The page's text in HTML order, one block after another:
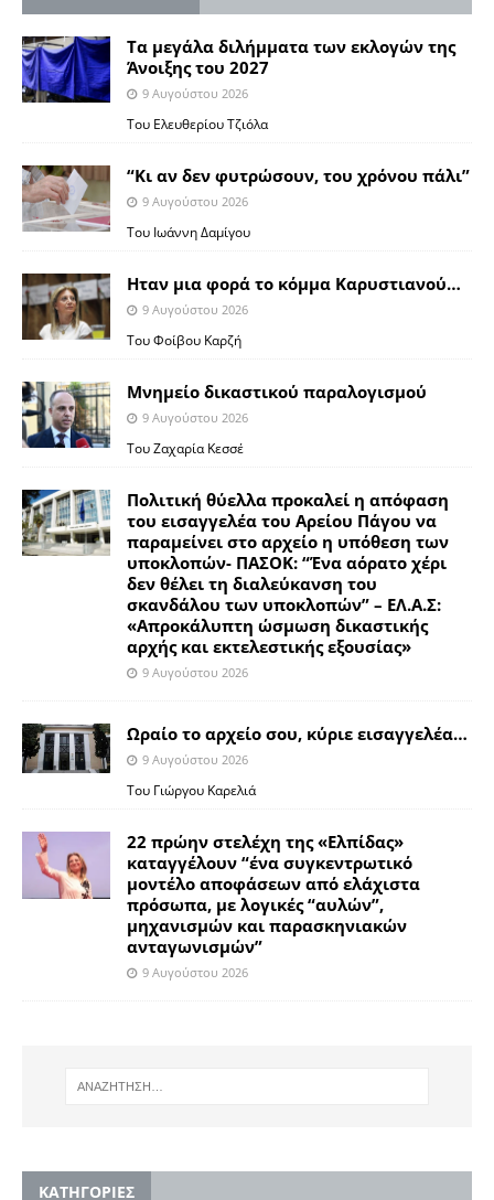
Τα μεγάλα διλήμματα των εκλογών της
Άνοιξης του 2027
9 Αυγούστου 2026
Του Ελευθερίου Τζιόλα
“Κι αν δεν φυτρώσουν, του χρόνου πάλι”
9 Αυγούστου 2026
Toυ Ιωάννη Δαμίγου
Ηταν μια φορά το κόμμα Καρυστιανού…
9 Αυγούστου 2026
Του Φοίβου Καρζή
Μνημείο δικαστικού παραλογισμού
9 Αυγούστου 2026
Του Ζαχαρία Κεσσέ
Πολιτική θύελλα προκαλεί η απόφαση
του εισαγγελέα του Αρείου Πάγου να
παραμείνει στο αρχείο η υπόθεση των
υποκλοπών- ΠΑΣΟΚ: “Ένα αόρατο χέρι
δεν θέλει τη διαλεύκανση του
σκανδάλου των υποκλοπών” – ΕΛ.Α.Σ:
«Απροκάλυπτη ώσμωση δικαστικής
αρχής και εκτελεστικής εξουσίας»
9 Αυγούστου 2026
Ωραίο το αρχείο σου, κύριε εισαγγελέα…
9 Αυγούστου 2026
Του Γιώργου Καρελιά
22 πρώην στελέχη της «Ελπίδας»
καταγγέλουν “ένα συγκεντρωτικό
μοντέλο αποφάσεων από ελάχιστα
πρόσωπα, με λογικές “αυλών”,
μηχανισμών και παρασκηνιακών
ανταγωνισμών”
9 Αυγούστου 2026
KΑΤΗΓΟΡΙΕΣ